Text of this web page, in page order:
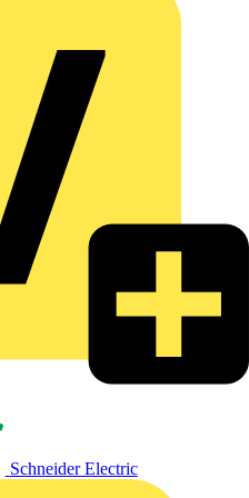
Schneider Electric